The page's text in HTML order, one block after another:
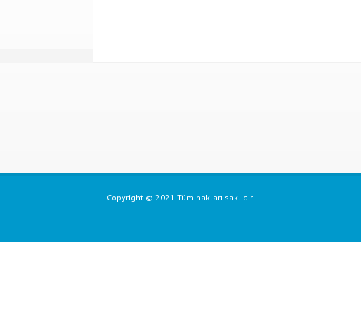
Copyright © 2021 Tüm hakları saklıdır.